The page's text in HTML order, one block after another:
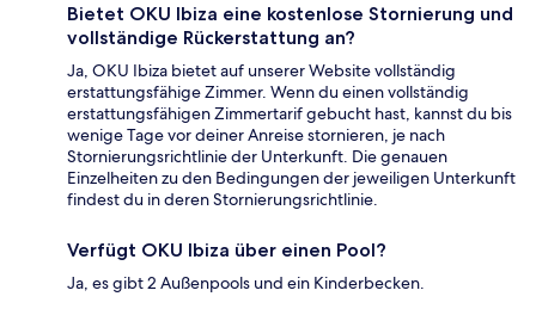
Bietet OKU Ibiza eine kostenlose Stornierung und
vollständige Rückerstattung an?
Ja, OKU Ibiza bietet auf unserer Website vollständig
erstattungsfähige Zimmer. Wenn du einen vollständig
erstattungsfähigen Zimmertarif gebucht hast, kannst du bis
wenige Tage vor deiner Anreise stornieren, je nach
Stornierungsrichtlinie der Unterkunft. Die genauen
Einzelheiten zu den Bedingungen der jeweiligen Unterkunft
findest du in deren Stornierungsrichtlinie.
Verfügt OKU Ibiza über einen Pool?
Ja, es gibt 2 Außenpools und ein Kinderbecken.